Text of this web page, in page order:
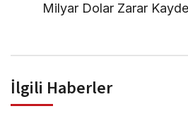
Milyar Dolar Zarar
İlgili Haberler